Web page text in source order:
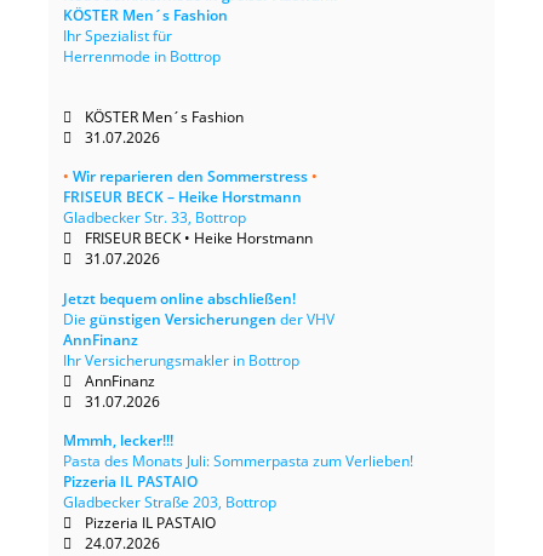
KÖSTER Men´s Fashion
Ihr Spezialist für
Herrenmode in Bottrop
KÖSTER Men´s Fashion
31.07.2026
• Wir reparieren den Sommerstress•
FRISEUR BECK – Heike Horstmann
Gladbecker Str. 33, Bottrop
FRISEUR BECK • Heike Horstmann
31.07.2026
Jetzt bequem online abschließen!
Die günstigen Versicherungen der VHV
AnnFinanz
Ihr Versicherungsmakler in Bottrop
AnnFinanz
31.07.2026
Mmmh, lecker!!!
Pasta des Monats Juli: Sommerpasta zum Verlieben!
Pizzeria IL PASTAIO
Gladbecker Straße 203, Bottrop
Pizzeria IL PASTAIO
24.07.2026